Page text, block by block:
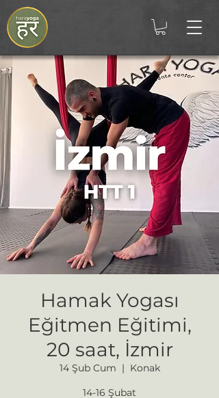
Hamak Yogası
Eğitmen Eğitimi,
20 saat, İzmir
14 Şub Cum
  |
Konak
14-16 Şubat